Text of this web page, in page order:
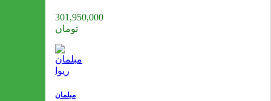
301,950,000
تومان
مبلمان